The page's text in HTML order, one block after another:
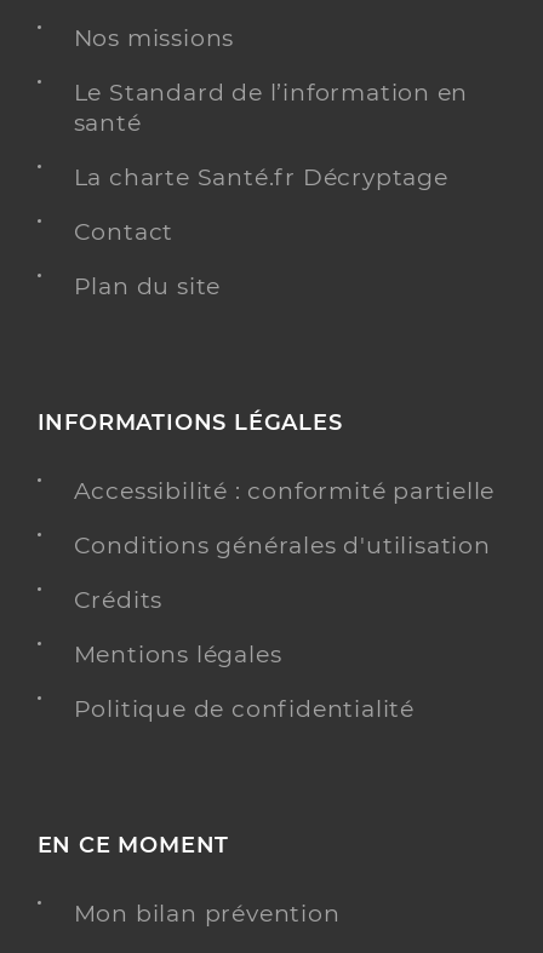
Nos missions
Le Standard de l’information en
santé
La charte Santé.fr Décryptage
Contact
Plan du site
INFORMATIONS LÉGALES
Accessibilité : conformité partielle
Conditions générales d'utilisation
Crédits
Mentions légales
Politique de confidentialité
EN CE MOMENT
Mon bilan prévention